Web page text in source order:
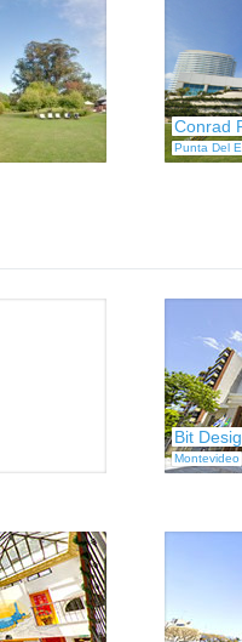
Conrad
Punta Del
Bit
Montevideo